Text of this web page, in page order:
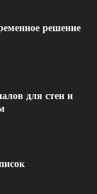
решение
для стен и